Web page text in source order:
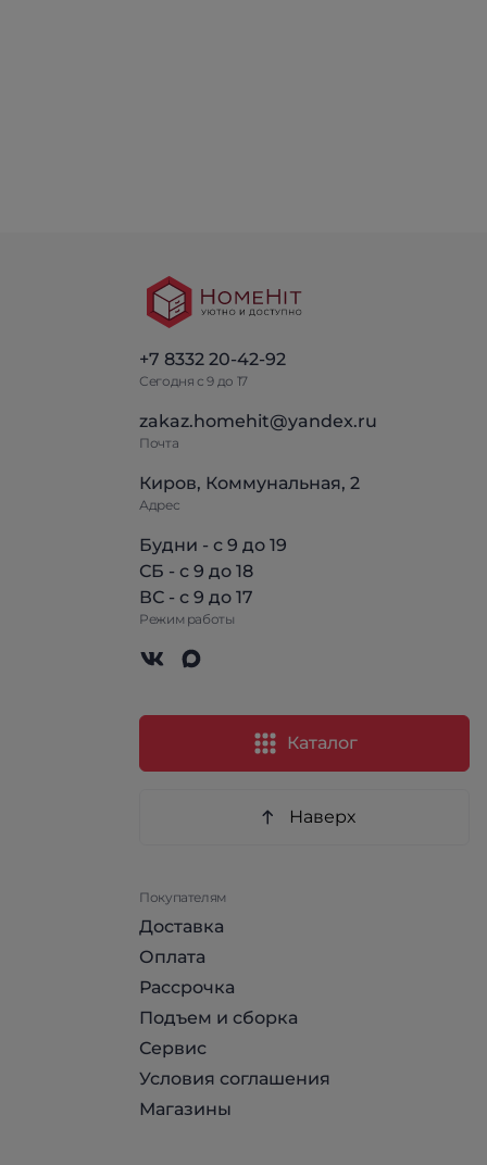
+7 8332 20-42-92
Сегодня с 9 до 17
zakaz.homehit@yandex.ru
Почта
Киров, Коммунальная, 2
Адрес
Будни - с 9 до 19
СБ - с 9 до 18
ВС - с 9 до 17
Режим работы
Каталог
Наверх
Покупателям
Доставка
Оплата
Рассрочка
Подъем и сборка
Сервис
Условия соглашения
Магазины